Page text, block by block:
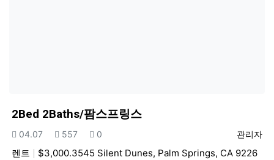
2Bed 2Baths/팜스프링스
등록자
관리자
등록일
04.07 조회
557 추천
0
렌트
$3,000.3545 Silent Dunes, Palm Springs, CA 9226